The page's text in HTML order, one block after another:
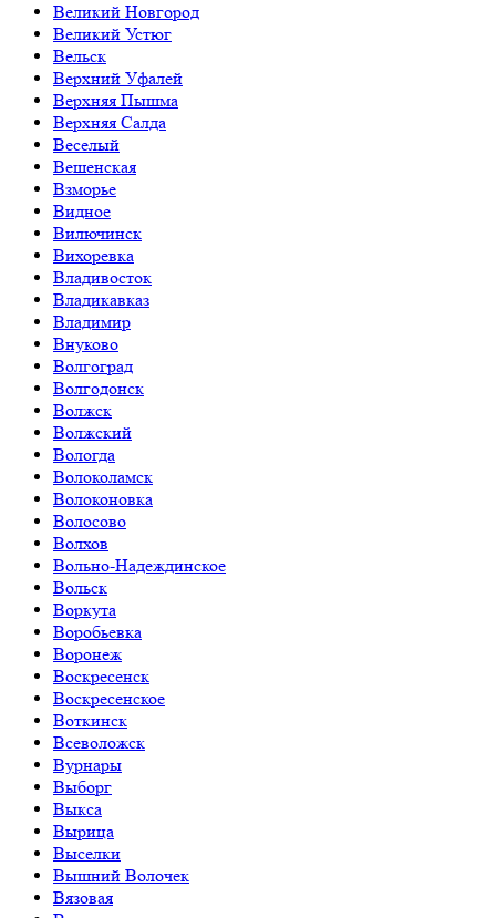
Великий Новгород
Великий Устюг
Вельск
Верхний Уфалей
Верхняя Пышма
Верхняя Салда
Веселый
Вешенская
Взморье
Видное
Вилючинск
Вихоревка
Владивосток
Владикавказ
Владимир
Внуково
Волгоград
Волгодонск
Волжск
Волжский
Вологда
Волоколамск
Волоконовка
Волосово
Волхов
Вольно-Надеждинское
Вольск
Воркута
Воробьевка
Воронеж
Воскресенск
Воскресенское
Воткинск
Всеволожск
Вурнары
Выборг
Выкса
Вырица
Выселки
Вышний Волочек
Вязовая